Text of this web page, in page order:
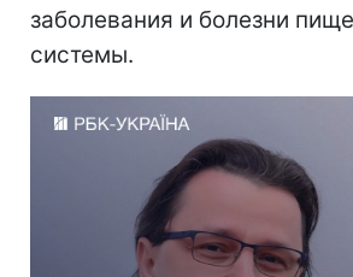
заболевания и болезни
системы.